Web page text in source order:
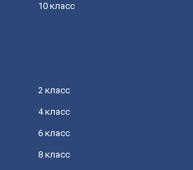
10 класс
2 класс
4 класс
6 класс
8 класс